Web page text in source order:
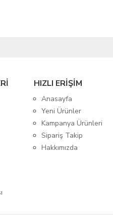
HIZLI ERİŞİM
Anasayfa
Yeni Ürünler
Kampanya Ürünleri
Sipariş Takip
Hakkımızda